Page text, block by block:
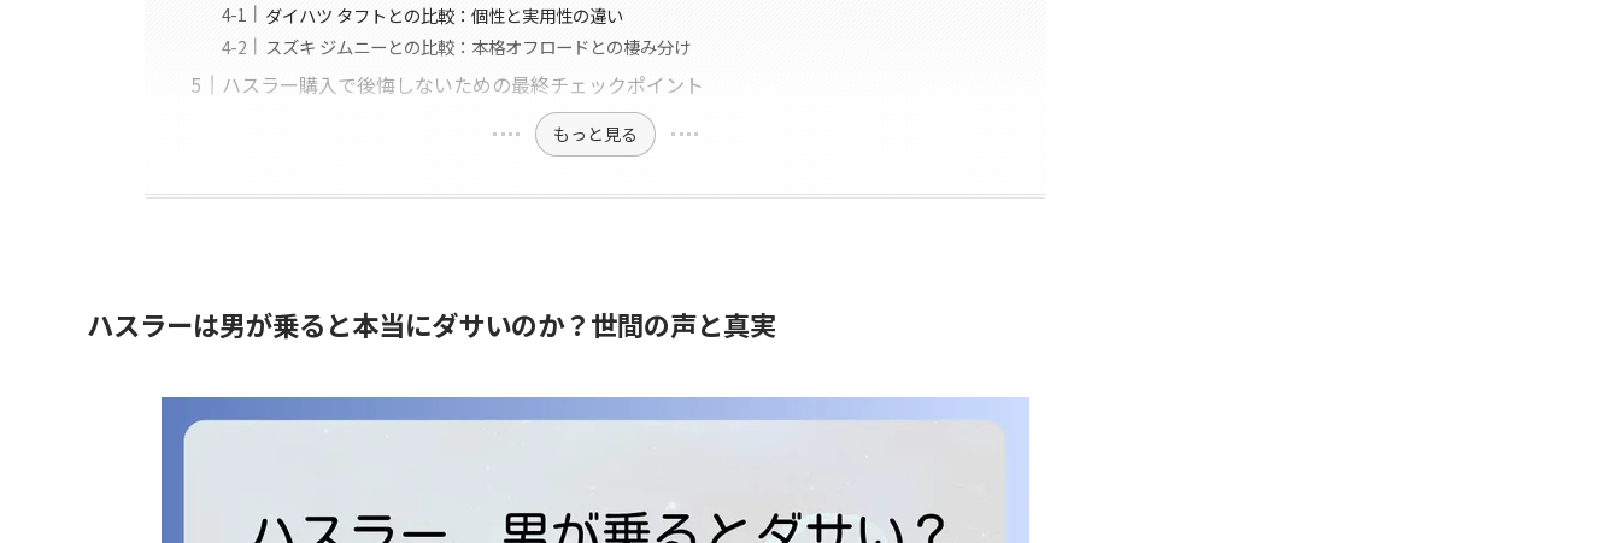
ダイハツ タフトとの比較：個性と実用性の違い
スズキ ジムニーとの比較：本格オフロードとの棲み分け
ハスラー購入で後悔しないための最終チェックポイント
もっと見る
ハスラーは男が乗ると本当にダサいのか？世間の声と真実